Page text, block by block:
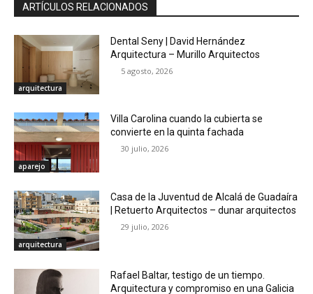
ARTÍCULOS RELACIONADOS
arquitectura
Dental Seny | David Hernández
Arquitectura – Murillo Arquitectos
5 agosto, 2026
aparejo
Villa Carolina cuando la cubierta se
convierte en la quinta fachada
30 julio, 2026
arquitectura
Casa de la Juventud de Alcalá de Guadaíra
| Retuerto Arquitectos – dunar arquitectos
29 julio, 2026
Rafael Baltar, testigo de un tiempo.
Arquitectura y compromiso en una Galicia